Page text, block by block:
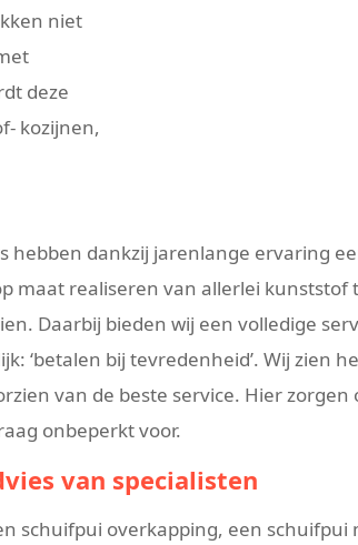
niet
deze
kozijnen,
hebben dankzij jarenlange ervaring
maat realiseren van allerlei kunststof
Daarbij bieden wij een volledige
‘betalen bij tevredenheid’. Wij zien
van de beste service. Hier
onbeperkt voor.
van specialisten
schuifpui overkapping, een schuifpui